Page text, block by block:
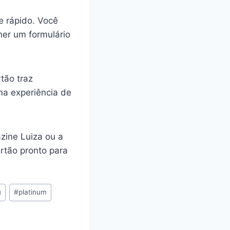
rápido. Você
um formulário
traz
experiência de
Luiza ou a
pronto para
#platinum